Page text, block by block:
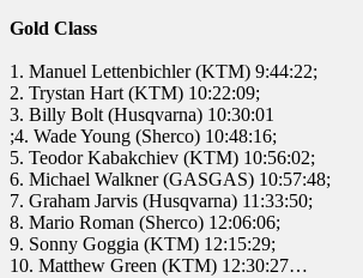
Gold Class
1. Manuel Lettenbichler (KTM) 9:44:22;
2. Trystan Hart (KTM) 10:22:09;
3. Billy Bolt (Husqvarna) 10:30:01
;4. Wade Young (Sherco) 10:48:16;
5. Teodor Kabakchiev (KTM) 10:56:02;
6. Michael Walkner (GASGAS) 10:57:48;
7. Graham Jarvis (Husqvarna) 11:33:50;
8. Mario Roman (Sherco) 12:06:06;
9. Sonny Goggia (KTM) 12:15:29;
10. Matthew Green (KTM) 12:30:27…